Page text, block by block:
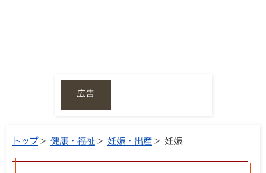
広告
トップ> 健康・福祉 > 妊娠・出産 > 妊娠